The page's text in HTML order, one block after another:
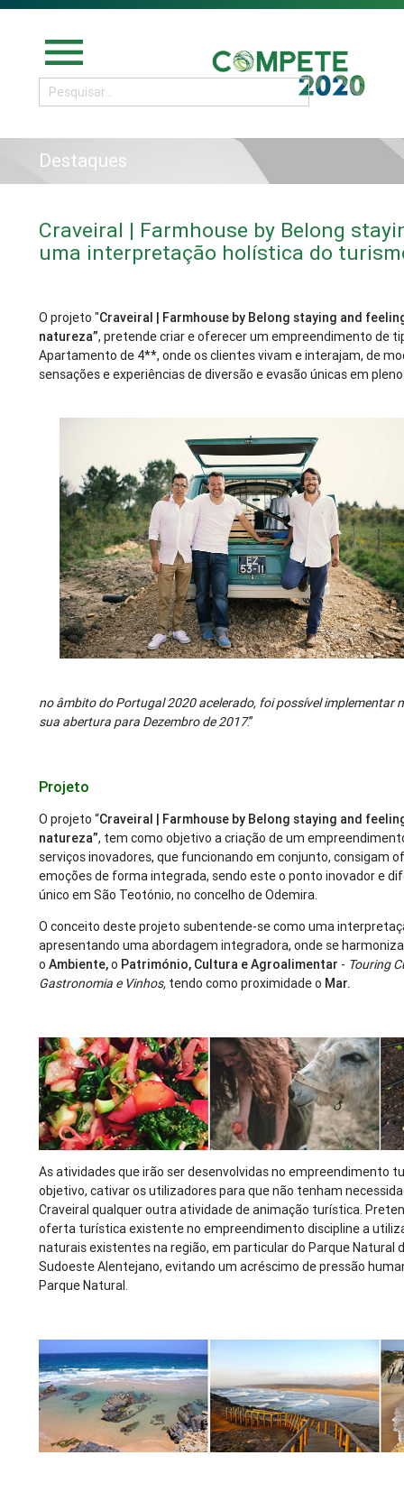
menu
Destaques
Craveiral | Farmhouse by Belong
uma interpretação holística do
O projeto "Craveiral | Farmhouse by Belong staying and
natureza”, pretende criar e oferecer um empreendimento de
Apartamento de 4**, onde os clientes vivam e interajam, de
sensações e experiências de diversão e evasão únicas em
no âmbito do Portugal 2020 acelerado, foi possível implementar
sua abertura para Dezembro de 2017.”
Projeto
O projeto “Craveiral | Farmhouse by Belong staying and
natureza”, tem como objetivo a criação de um
serviços inovadores, que funcionando em conjunto, consigam
emoções de forma integrada, sendo este o ponto inovador e
único em São Teotónio, no concelho de Odemira.
O conceito deste projeto subentende-se como uma
apresentando uma abordagem integradora, onde se
oAmbiente,o Património, Cultura e Agroalimentar - Touring
Gastronomia e Vinhos, tendo como proximidade o Mar.
As atividades que irão ser desenvolvidas no empreendimento
objetivo, cativar os utilizadores para que não tenham
Craveiral qualquer outra atividade de animação turística.
oferta turística existente no empreendimento discipline a
naturais existentes na região, em particular do Parque Natural
Sudoeste Alentejano, evitando um acréscimo de pressão
Parque Natural.